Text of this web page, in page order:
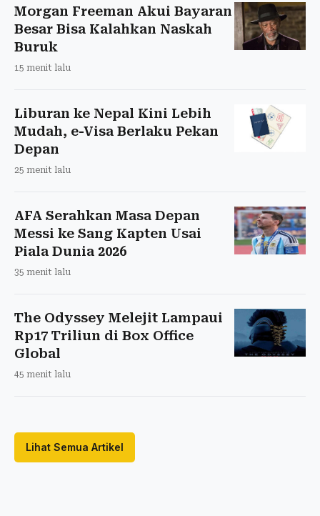
Morgan Freeman Akui Bayaran
Besar Bisa Kalahkan Naskah
Buruk
15 menit lalu
Liburan ke Nepal Kini Lebih
Mudah, e-Visa Berlaku Pekan
Depan
25 menit lalu
AFA Serahkan Masa Depan
Messi ke Sang Kapten Usai
Piala Dunia 2026
35 menit lalu
The Odyssey Melejit Lampaui
Rp17 Triliun di Box Office
Global
45 menit lalu
Lihat Semua Artikel